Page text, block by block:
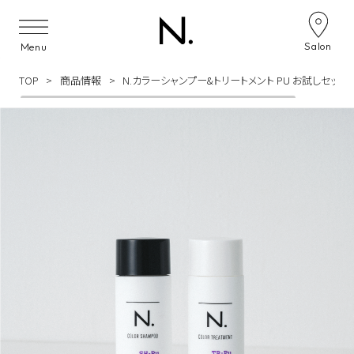
Menu Salon
TOP 商品情報 N.カラーシャンプー&トリートメント PU お試しセット